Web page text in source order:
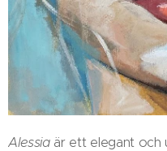
Alessiaär ett elegant och